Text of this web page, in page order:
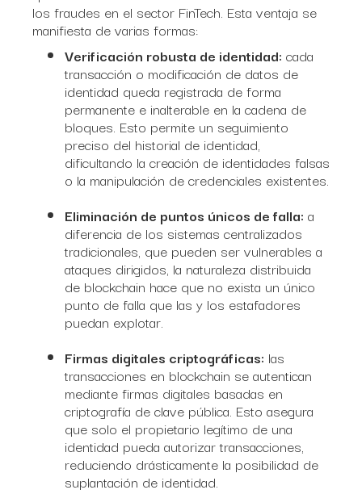
los fraudes en el sector FinTech. Esta ventaja se
manifiesta de varias formas:
Verificación robusta de identidad: cada
transacción o modificación de datos de
identidad queda registrada de forma
permanente e inalterable en la cadena de
bloques. Esto permite un seguimiento
preciso del historial de identidad,
dificultando la creación de identidades falsas
o la manipulación de credenciales existentes.
Eliminación de puntos únicos de falla: a
diferencia de los sistemas centralizados
tradicionales, que pueden ser vulnerables a
ataques dirigidos, la naturaleza distribuida
de blockchain hace que no exista un único
punto de falla que las y los estafadores
puedan explotar.
Firmas digitales criptográficas: las
transacciones en blockchain se autentican
mediante firmas digitales basadas en
criptografía de clave pública. Esto asegura
que solo el propietario legítimo de una
identidad pueda autorizar transacciones,
reduciendo drásticamente la posibilidad de
suplantación de identidad.